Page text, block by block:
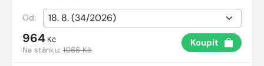
Od:
964 Kč
Na stánku:1066 Kč
Koupit